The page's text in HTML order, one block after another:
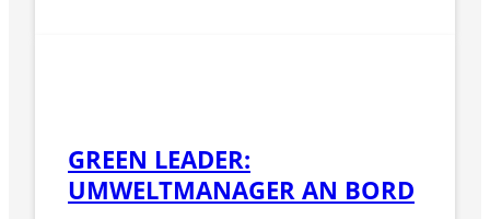
GREEN LEADER:
UMWELTMANAGER AN BORD